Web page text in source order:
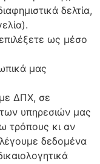
δελτία,
ως μέσο
μας
ΔΠΧ, σε
υπηρεσιών μας
τρόπους κι αν
δεδομένα